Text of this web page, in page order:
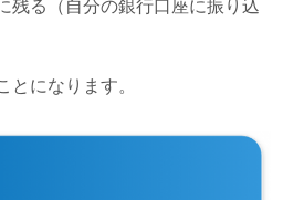
残る（自分の銀行口座に振り込
とになります。